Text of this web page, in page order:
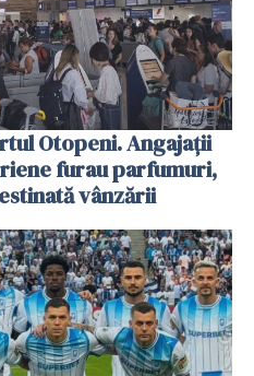
Otopeni. Angajații
furau parfumuri,
vânzării